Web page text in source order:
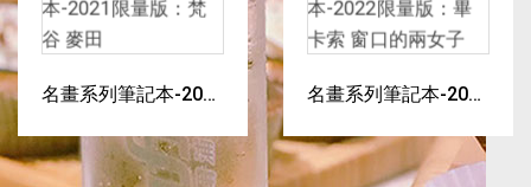
名畫系列筆記本-2021
名畫系列筆記本-2022
的兩女子